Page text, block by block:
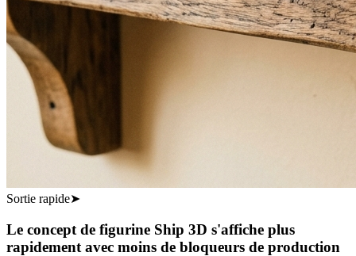
Sortie rapide➤
Le concept de figurine Ship 3D s'affiche plus
rapidement avec moins de bloqueurs de production